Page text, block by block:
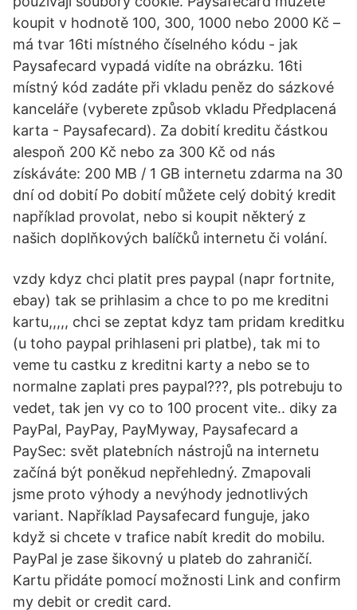
koupit v hodnotě 100, 300, 1000 nebo 2000 Kč –
má tvar 16ti místného číselného kódu - jak
Paysafecard vypadá vidíte na obrázku. 16ti
místný kód zadáte při vkladu peněz do sázkové
kanceláře (vyberete způsob vkladu Předplacená
karta - Paysafecard). Za dobití kreditu částkou
alespoň 200 Kč nebo za 300 Kč od nás
získáváte: 200 MB / 1 GB internetu zdarma na 30
dní od dobití Po dobití můžete celý dobitý kredit
například provolat, nebo si koupit některý z
našich doplňkových balíčků internetu či volání.
vzdy kdyz chci platit pres paypal (napr fortnite,
ebay) tak se prihlasim a chce to po me kreditni
kartu,,,,, chci se zeptat kdyz tam pridam kreditku
(u toho paypal prihlaseni pri platbe), tak mi to
veme tu castku z kreditni karty a nebo se to
normalne zaplati pres paypal???, pls potrebuju to
vedet, tak jen vy co to 100 procent vite.. diky za
PayPal, PayPay, PayMyway, Paysafecard a
PaySec: svět platebních nástrojů na internetu
začíná být poněkud nepřehledný. Zmapovali
jsme proto výhody a nevýhody jednotlivých
variant. Například Paysafecard funguje, jako
když si chcete v trafice nabít kredit do mobilu.
PayPal je zase šikovný u plateb do zahraničí.
Kartu přidáte pomocí možnosti Link and confirm
my debit or credit card.